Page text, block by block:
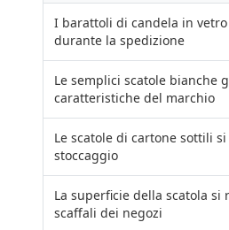
I barattoli di candela in
durante la spedizione
Le semplici scatole bianche
caratteristiche del marchio
Le scatole di cartone sottili
stoccaggio
La superficie della scatola
scaffali dei negozi